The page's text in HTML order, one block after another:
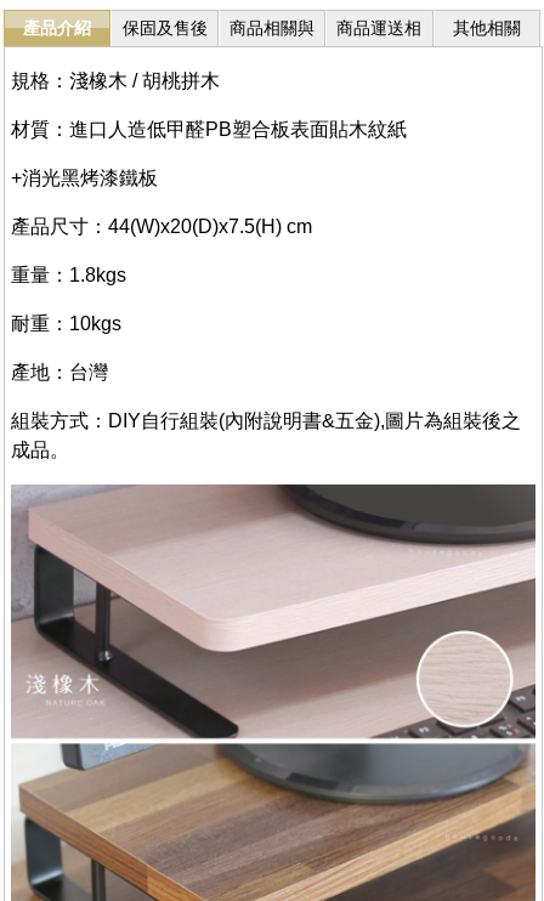
產品介紹
規格：淺橡木 / 胡桃拼木
材質：進口人造低甲醛PB塑合板表面貼木紋紙
+消光黑烤漆鐵板
產品尺寸：44(W)x20(D)x7.5(H) cm
重量：1.8kgs
耐重：10kgs
產地：台灣
組裝方式：DIY自行組裝(內附說明書&五金),圖片為組裝後之
成品。
保固及售後
商品相關與
商品運送相
其他相關